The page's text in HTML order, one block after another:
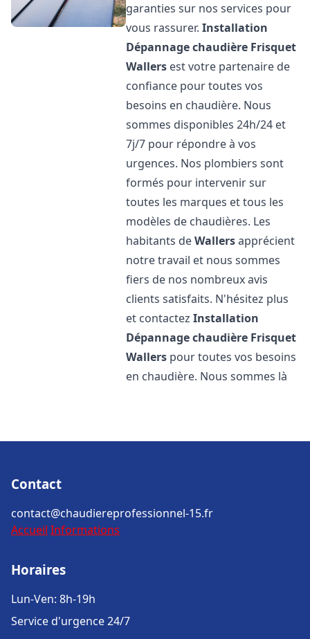
garanties sur nos services pour
vous rassurer.Installation
Dépannage chaudière Frisquet
Wallers est votre partenaire de
confiance pour toutes vos
besoins en chaudière. Nous
sommes disponibles 24h/24 et
7j/7 pour répondre à vos
urgences. Nos plombiers sont
formés pour intervenir sur
toutes les marques et tous les
modèles de chaudières. Les
habitants deWallersapprécient
notre travail et nous sommes
fiers de nos nombreux avis
clients satisfaits. N'hésitez plus
et contactezInstallation
Dépannage chaudière Frisquet
Wallers pour toutes vos besoins
en chaudière. Nous sommes là
Contact
contact@chaudiereprofessionnel-15.fr
Accueil Informations
Horaires
Lun-Ven: 8h-19h
Service d'urgence 24/7